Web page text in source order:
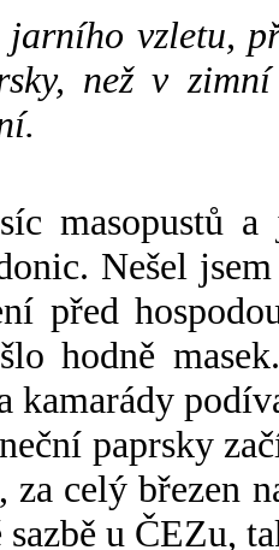
jarního vzletu,
než v
masopustů
Nešel
před
hodně
kamarády
paprsky
celý březen
u ČEZu,